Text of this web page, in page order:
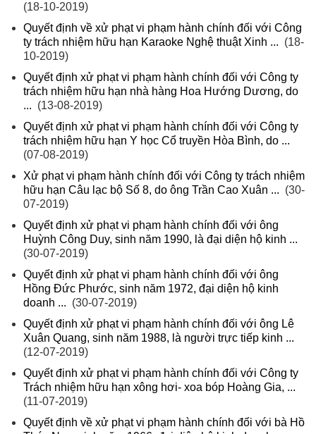
(18-10-2019)
Quyết định về xử phạt vi phạm hành chính đối với Công
ty trách nhiệm hữu hạn Karaoke Nghệ thuật Xinh ... (18-
10-2019)
Quyết định xử phạt vi phạm hành chính đối với Công ty
trách nhiệm hữu hạn nhà hàng Hoa Hướng Dương, do
... (13-08-2019)
Quyết định xử phạt vi phạm hành chính đối với Công ty
trách nhiệm hữu hạn Y học Cổ truyền Hòa Bình, do ...
(07-08-2019)
Xử phạt vi phạm hành chính đối với Công ty trách nhiệm
hữu hạn Câu lạc bộ Số 8, do ông Trần Cao Xuân ... (30-
07-2019)
Quyết định xử phạt vi phạm hành chính đối với ông
Huỳnh Công Duy, sinh năm 1990, là đại diện hộ kinh ...
(30-07-2019)
Quyết định xử phạt vi phạm hành chính đối với ông
Hồng Đức Phước, sinh năm 1972, đại diện hộ kinh
doanh ... (30-07-2019)
Quyết định xử phạt vi phạm hành chính đối với ông Lê
Xuân Quang, sinh năm 1988, là người trực tiếp kinh ...
(12-07-2019)
Quyết định xử phạt vi phạm hành chính đối với Công ty
Trách nhiệm hữu hạn xông hơi- xoa bóp Hoàng Gia, ...
(11-07-2019)
Quyết định về xử phạt vi phạm hành chính đối với bà Hồ